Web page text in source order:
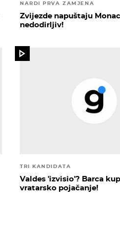
NARDI PRVA ZAMJENA
Zvijezde napuštaju
nedodirljiv!
TRI KANDIDATA
Valdes 'izvisio'? Barca
vratarsko pojačanje!